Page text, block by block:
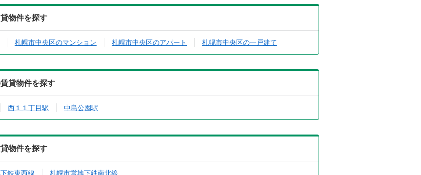
物件を探す
札幌市中央区のマンション 札幌市中央区のアパート 札幌市中央区の一戸建て
貸物件を探す
西１１丁目駅 中島公園駅
物件を探す
鉄東西線 札幌市営地下鉄南北線